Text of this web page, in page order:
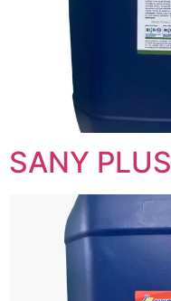
SANY PLUS